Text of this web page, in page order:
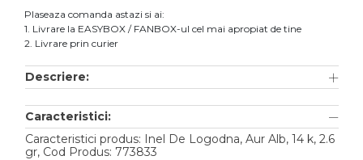
Accesorii
Aur alb
Aur roz
Plaseaza comanda astazi si ai:
1. Livrare la EASYBOX / FANBOX-ul cel mai apropiat de tine
2. Livrare prin curier
Descriere:
Caracteristici:
Caracteristici produs: Inel De Logodna, Aur Alb, 14 k, 2.6
gr, Cod Produs: 773833